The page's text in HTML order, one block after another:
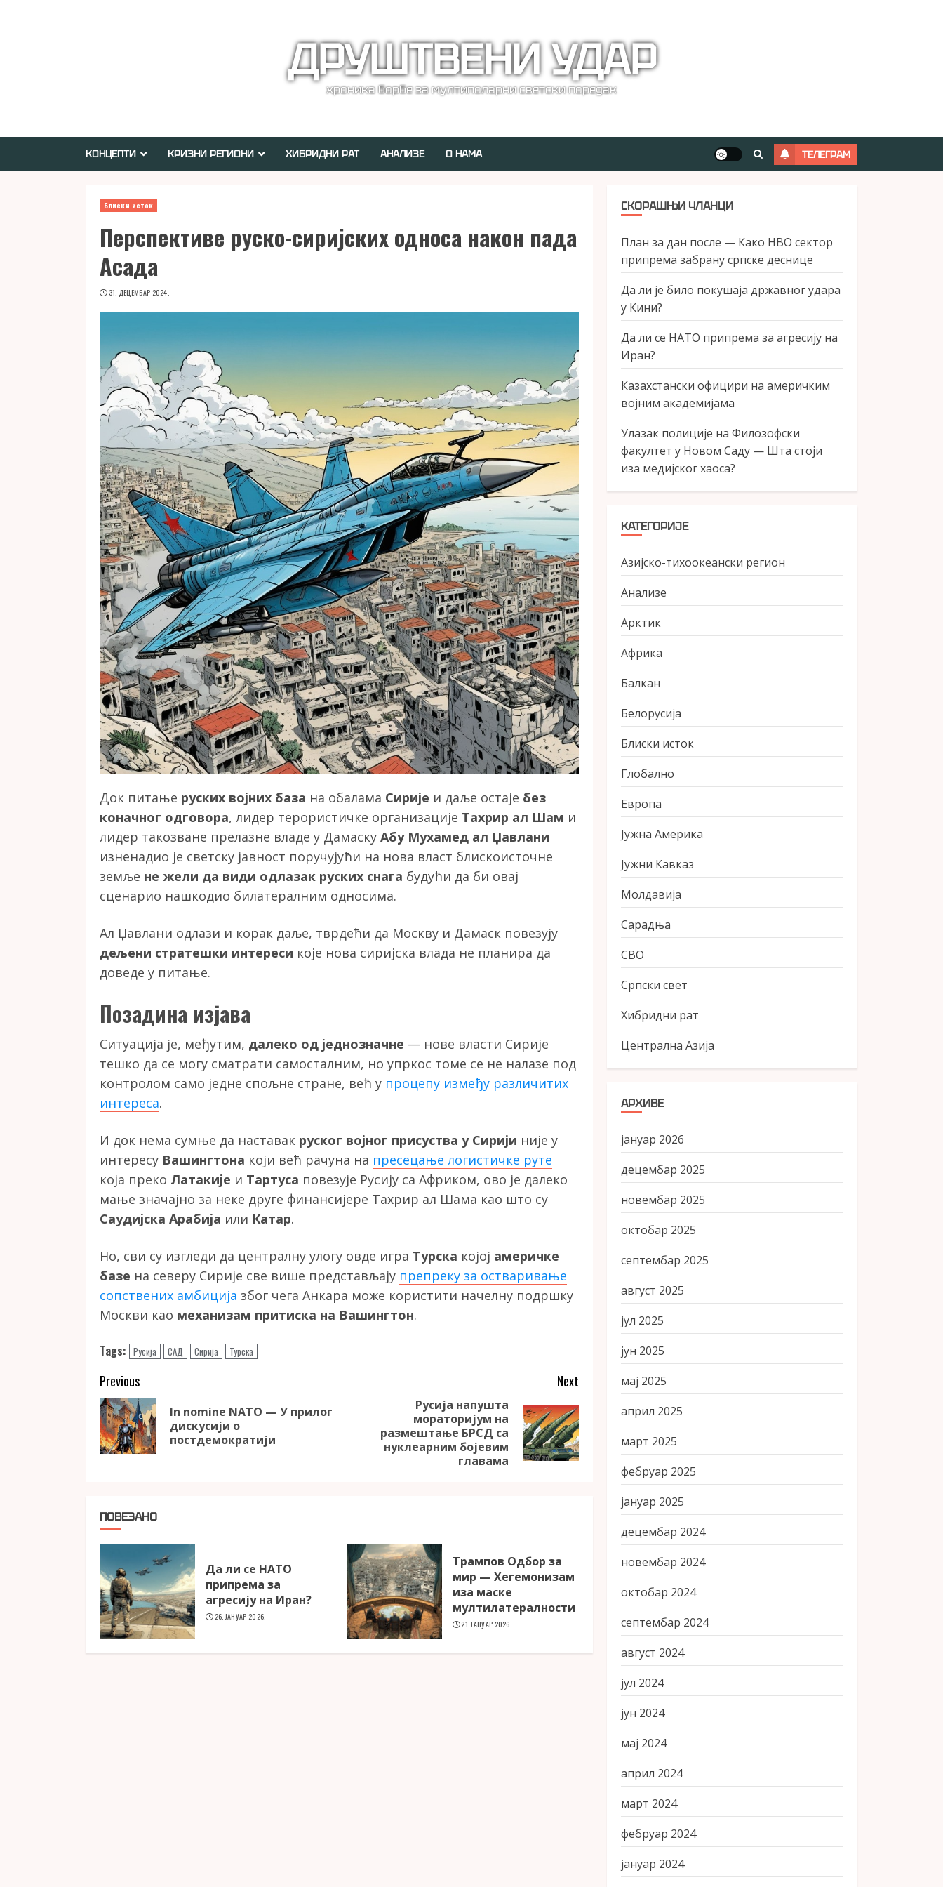
ДРУШТВЕНИ УДАР
хроника борбе за мултиполарни светски поредак
КОНЦЕПТИ КРИЗНИ РЕГИОНИ ХИБРИДНИ РАТ АНАЛИЗЕ О НАМА ТЕЛЕГРАМ
Блиски исток
Перспективе руско-сиријских односа након пада
Асада
31. ДЕЦЕМБАР 2024.
Док питање руских војних база на обалама Сирије и даље остаје без
коначног одговора, лидер терористичке организације Тахрир ал Шам и
лидер такозване прелазне владе у Дамаску Абу Мухамед ал Џавлани
изненадио је светску јавност поручујући на нова власт блискоисточне
земље не жели да види одлазак руских снага будући да би овај
сценарио нашкодио билатералним односима.
Ал Џавлани одлази и корак даље, тврдећи да Москву и Дамаск повезују
дељени стратешки интереси које нова сиријска влада не планира да
доведе у питање.
Позадина изјава
Ситуација је, међутим, далеко од једнозначне — нове власти Сирије
тешко да се могу сматрати самосталним, но упркос томе се не налазе под
контролом само једне спољне стране, већ у процепу између различитих
интереса.
И док нема сумње да наставак руског војног присуства у Сирији није у
интересу Вашингтона који већ рачуна на пресецање логистичке руте
која преко Латакије и Тартуса повезује Русију са Африком, ово је далеко
мање значајно за неке друге финансијере Тахрир ал Шама као што су
Саудијска Арабија или Катар.
Но, сви су изгледи да централну улогу овде игра Турска којој америчке
базе на северу Сирије све више представљају препреку за остваривање
сопствених амбиција због чега Анкара може користити начелну подршку
Москви као механизам притиска на Вашингтон.
Tags: Русија САД Сирија Турска
Continue
Reading
Previous
In nomine NATO — У прилог
дискусији о
постдемократији
Next
Русија напушта
мораторијум на
размештање БРСД са
нуклеарним бојевим
главама
ПОВЕЗАНО
Да ли се НАТО
припрема за
агресију на Иран?
26. ЈАНУАР 2026.
Трампов Одбор за
мир — Хегемонизам
иза маске
мултилатералности
21. ЈАНУАР 2026.
СКОРАШЊИ ЧЛАНЦИ
План за дан после — Како НВО сектор
припрема забрану српске деснице
Да ли је било покушаја државног удара
у Кини?
Да ли се НАТО припрема за агресију на
Иран?
Казахстански официри на америчким
војним академијама
Улазак полиције на Филозофски
факултет у Новом Саду — Шта стоји
иза медијског хаоса?
КАТЕГОРИЈЕ
Азијско-тихоокеански регион
Анализе
Арктик
Африка
Балкан
Белорусија
Блиски исток
Глобално
Европа
Јужна Америка
Јужни Кавказ
Молдавија
Сарадња
СВО
Српски свет
Хибридни рат
Централна Азија
АРХИВЕ
јануар 2026
децембар 2025
новембар 2025
октобар 2025
септембар 2025
август 2025
јул 2025
јун 2025
мај 2025
април 2025
март 2025
фебруар 2025
јануар 2025
децембар 2024
новембар 2024
октобар 2024
септембар 2024
август 2024
јул 2024
јун 2024
мај 2024
април 2024
март 2024
фебруар 2024
јануар 2024